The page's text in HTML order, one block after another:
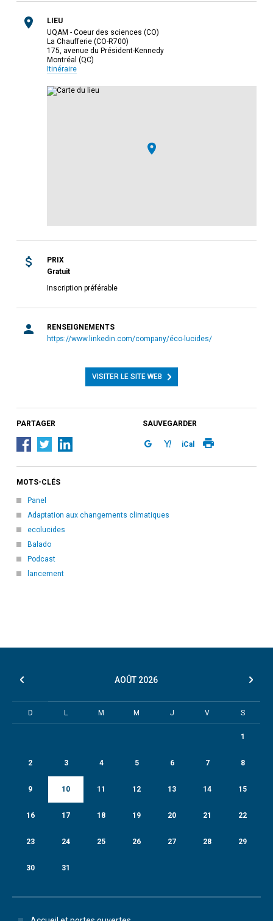
LIEU
UQAM - Coeur des sciences (CO)
La Chaufferie (CO-R700)
175, avenue du Président-Kennedy
Montréal (QC)
Itinéraire
PRIX
Gratuit
Inscription préférable
RENSEIGNEMENTS
https://www.linkedin.com/company/éco-lucides/
VISITER LE SITE WEB
PARTAGER SAUVEGARDER
iCal
MOTS-CLÉS
Panel
Adaptation aux changements climatiques
ecolucides
Balado
Podcast
lancement
AOÛT 2026
D L M M J V S
1
2 3 4 5 6 7 8
9 10 11 12 13 14 15
16 17 18 19 20 21 22
23 24 25 26 27 28 29
30 31